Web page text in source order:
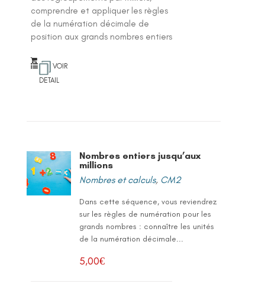
comprendre et appliquer les règles
de la numération décimale de
position aux grands nombres entiers
VOIR
DETAIL
Nombres entiers jusqu’aux
millions
Nombres et calculs, CM2
Dans cette séquence, vous reviendrez
sur les règles de numération pour les
grands nombres : connaître les unités
de la numération décimale...
5,00€